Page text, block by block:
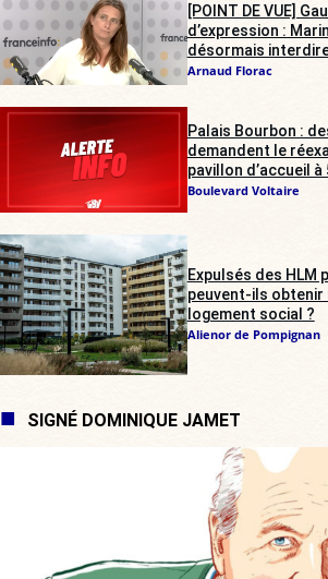
[POINT DE VUE]
d’expression :
désormais
Arnaud Florac
Palais Bourbon :
demandent le
pavillon d’accueil
Boulevard Voltaire
Expulsés des
peuvent-ils obtenir
logement social ?
Alienor de Pompignan
SIGNÉ DOMINIQUE JAMET